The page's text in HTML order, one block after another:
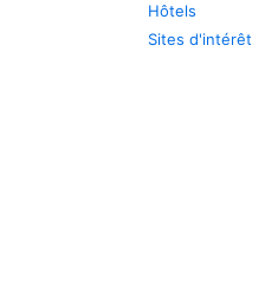
Hôtels
Sites d'intérêt